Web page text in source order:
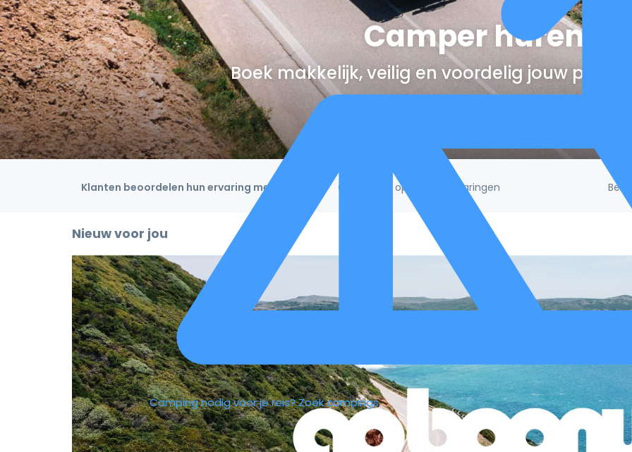
Camping nodig voor je reis?Zoek campings
Camper huren
Boek makkelijk, veilig en voordelig jouw
Klanten beoordelen hun ervaring met een 4,9/5! Gebaseerd op 132.395 ervaringen
Nieuw voor jou